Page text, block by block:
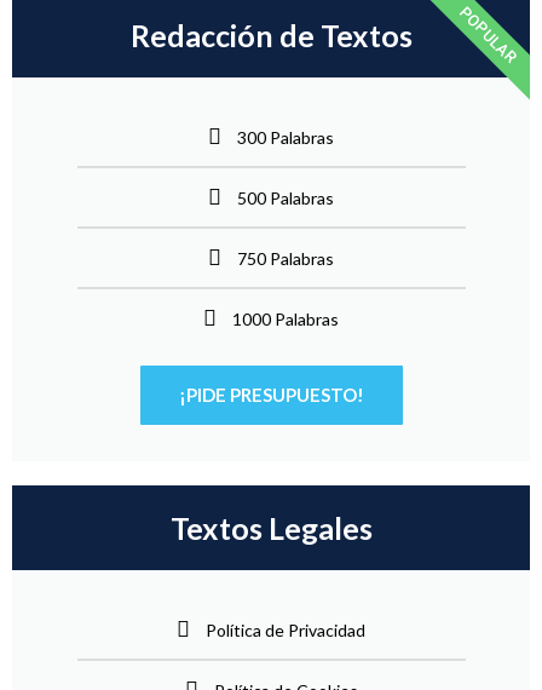
Redacción de Textos
300 Palabras
500 Palabras
750 Palabras
1000 Palabras
¡PIDE PRESUPUESTO!
POPULAR
Textos Legales
Política de Privacidad